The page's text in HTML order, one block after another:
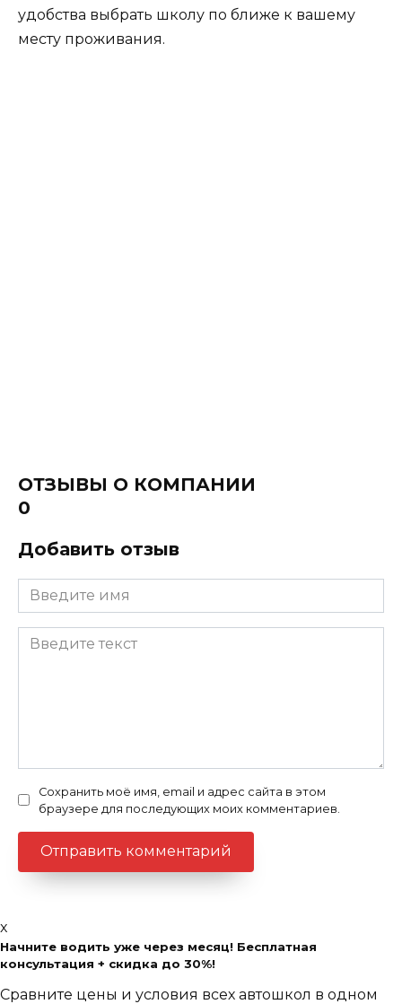
удобства выбрать школу по ближе к вашему
месту проживания.
ОТЗЫВЫ О КОМПАНИИ
0
Добавить отзыв
Сохранить моё имя, email и адрес сайта в этом
браузере для последующих моих комментариев.
x
Начните водить уже через месяц! Бесплатная
консультация + скидка до 30%!
Сравните цены и условия всех автошкол в одном